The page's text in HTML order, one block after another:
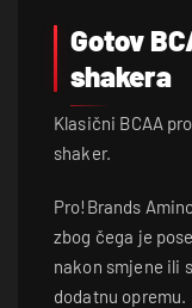
Gotov
shakera
Klasični BCAA
shaker.
Pro!Brands
zbog čega je
nakon smjene ili
dodatnu opremu.